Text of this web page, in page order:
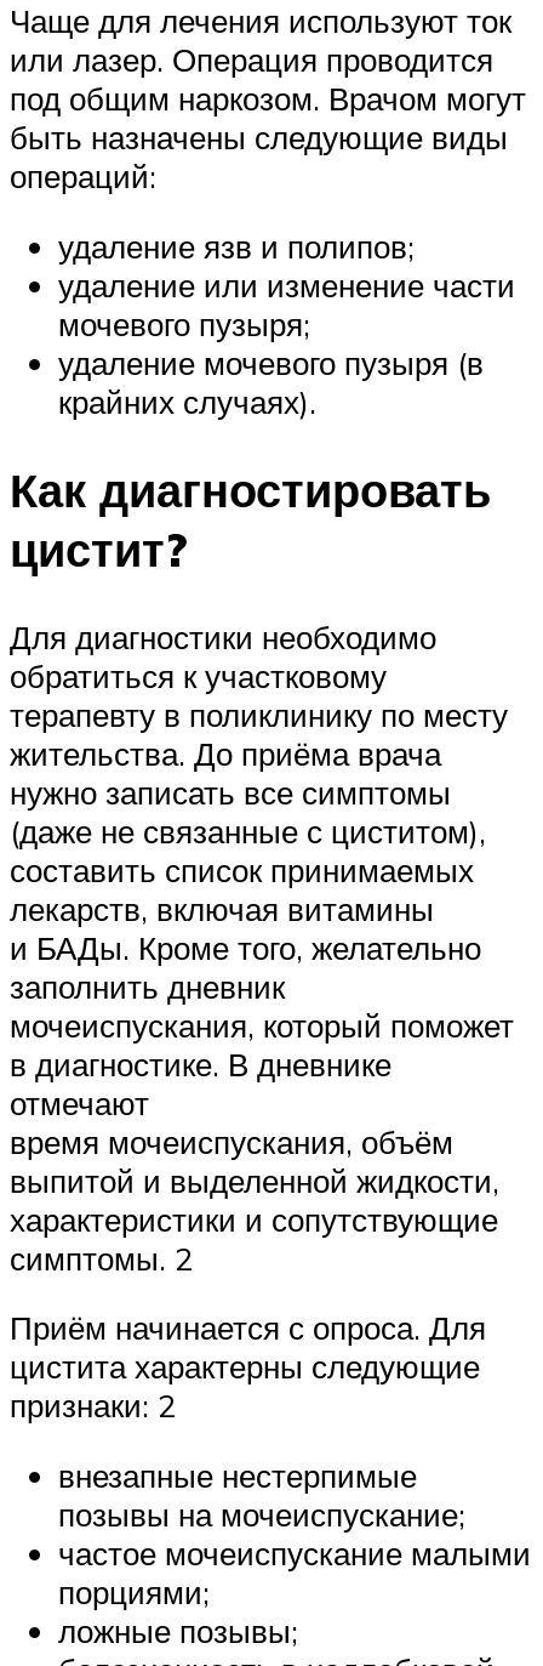
Чаще для лечения используют ток
или лазер. Операция проводится
под общим наркозом. Врачом могут
быть назначены следующие виды
операций:
удаление язв и полипов;
удаление или изменение части
мочевого пузыря;
удаление мочевого пузыря (в
крайних случаях).
Как диагностировать
цистит?
Для диагностики необходимо
обратиться к участковому
терапевту в поликлинику по месту
жительства. До приёма врача
нужно записать все симптомы
(даже не связанные с циститом),
составить список принимаемых
лекарств, включая витамины
и БАДы. Кроме того, желательно
заполнить дневник
мочеиспускания, который поможет
в диагностике. В дневнике
отмечают
время мочеиспускания, объём
выпитой и выделенной жидкости,
характеристики и сопутствующие
симптомы. 2
Приём начинается с опроса. Для
цистита характерны следующие
признаки: 2
внезапные нестерпимые
позывы на мочеиспускание;
частое мочеиспускание малыми
порциями;
ложные позывы;